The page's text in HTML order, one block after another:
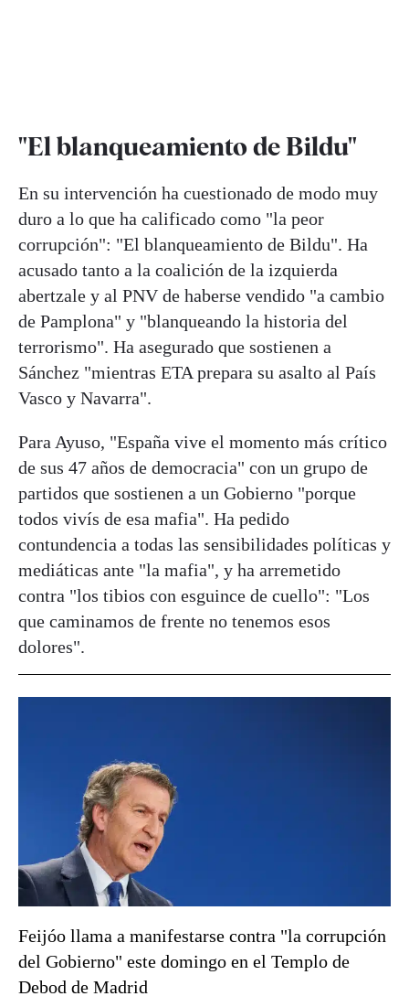
"El blanqueamiento de Bildu"
En su intervención ha cuestionado de modo muy
duro a lo que ha calificado como "la peor
corrupción": "El blanqueamiento de Bildu". Ha
acusado tanto a la coalición de la izquierda
abertzale y al PNV de haberse vendido "a cambio
de Pamplona" y "blanqueando la historia del
terrorismo". Ha asegurado que sostienen a
Sánchez "mientras ETA prepara su asalto al País
Vasco y Navarra".
Para Ayuso, "España vive el momento más crítico
de sus 47 años de democracia" con un grupo de
partidos que sostienen a un Gobierno "porque
todos vivís de esa mafia". Ha pedido
contundencia a todas las sensibilidades políticas y
mediáticas ante "la mafia", y ha arremetido
contra "los tibios con esguince de cuello": "Los
que caminamos de frente no tenemos esos
dolores".
Feijóo llama a manifestarse contra "la corrupción
del Gobierno" este domingo en el Templo de
Debod de Madrid